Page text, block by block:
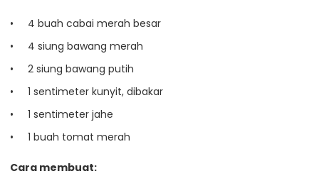
4 buah cabai merah besar
4 siung bawang merah
2 siung bawang putih
1 sentimeter kunyit, dibakar
1 sentimeter jahe
1 buah tomat merah
Cara membuat: